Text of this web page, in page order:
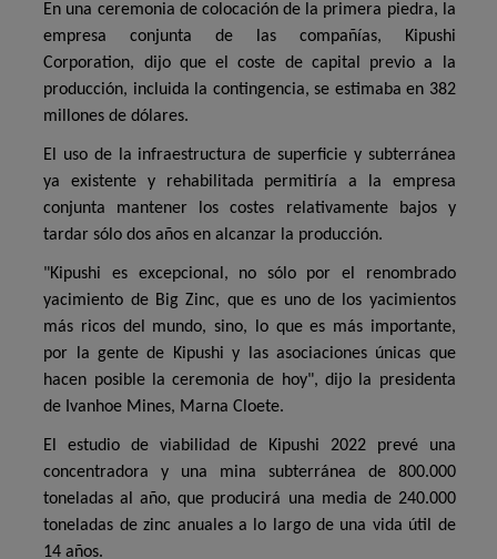
En una ceremonia de colocación de la primera piedra, la
empresa conjunta de las compañías, Kipushi
Corporation, dijo que el coste de capital previo a la
producción, incluida la contingencia, se estimaba en 382
millones de dólares.
El uso de la infraestructura de superficie y subterránea
ya existente y rehabilitada permitiría a la empresa
conjunta mantener los costes relativamente bajos y
tardar sólo dos años en alcanzar la producción.
"Kipushi es excepcional, no sólo por el renombrado
yacimiento de Big Zinc, que es uno de los yacimientos
más ricos del mundo, sino, lo que es más importante,
por la gente de Kipushi y las asociaciones únicas que
hacen posible la ceremonia de hoy", dijo la presidenta
de Ivanhoe Mines, Marna Cloete.
El estudio de viabilidad de Kipushi 2022 prevé una
concentradora y una mina subterránea de 800.000
toneladas al año, que producirá una media de 240.000
toneladas de zinc anuales a lo largo de una vida útil de
14 años.